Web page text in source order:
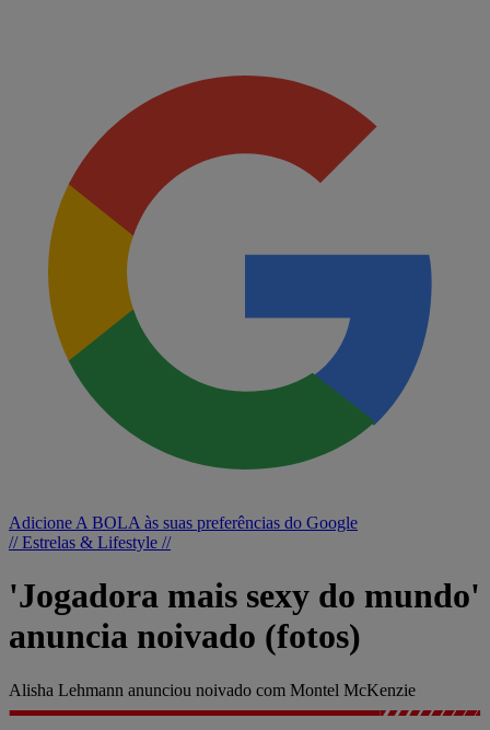
Adicione A BOLA às suas preferências do Google
// Estrelas & Lifestyle //
'Jogadora mais sexy do mundo'
anuncia noivado (fotos)
Alisha Lehmann anunciou noivado com Montel McKenzie